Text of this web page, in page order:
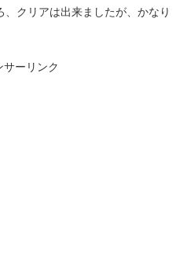
クリアは出来ましたが、かなり
サーリンク